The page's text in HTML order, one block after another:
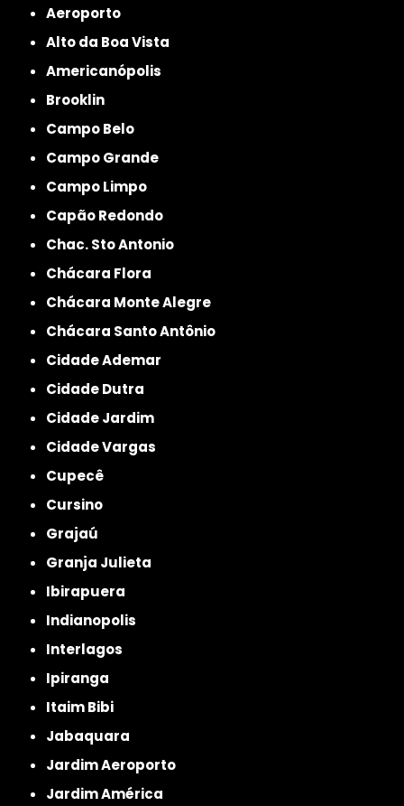
Aeroporto
Alto da Boa Vista
Americanópolis
Brooklin
Campo Belo
Campo Grande
Campo Limpo
Capão Redondo
Chac. Sto Antonio
Chácara Flora
Chácara Monte Alegre
Chácara Santo Antônio
Cidade Ademar
Cidade Dutra
Cidade Jardim
Cidade Vargas
Cupecê
Cursino
Grajaú
Granja Julieta
Ibirapuera
Indianopolis
Interlagos
Ipiranga
Itaim Bibi
Jabaquara
Jardim Aeroporto
Jardim América